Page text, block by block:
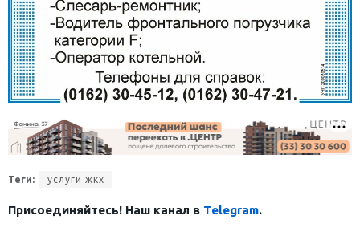
Теги: услуги жкх
Присоединяйтесь! Наш канал в Telegram.